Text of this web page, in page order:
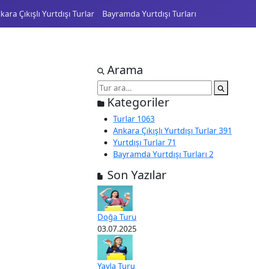
Çıkışlı Yurtdışı Turlar
Bayramda Yurtdışı Turları
Arama
Kategoriler
Turlar 1063
Ankara Çıkışlı Yurtdışı Turlar391
Yurtdışı Turlar71
Bayramda Yurtdışı Turları 2
Son Yazılar
Doğa Turu
03.07.2025
Yayla Turu